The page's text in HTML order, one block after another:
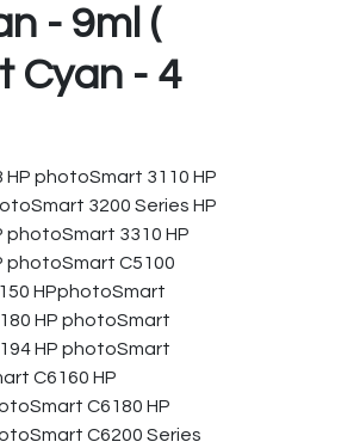
- 9ml (
Cyan - 4
photoSmart 3110 HP
3200 Series HP
photoSmart 3310 HP
photoSmart C5100
HPphotoSmart
HP photoSmart
HP photoSmart
C6160 HP
C6180 HP
C6200 Series